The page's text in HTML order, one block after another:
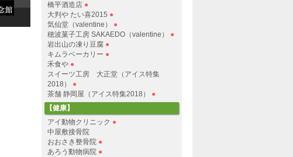
橋平酒造店 ●
大判や たい喜2015 ●
気仙堂（valentine）
●
穂波菓子工房 SAKAEDO（valentine）
●
岩出山の凍り豆腐 ●
キムラベーカリー ●
禾食や ●
スイーツ工房 大正堂（アイス特集
2018）
●
茶舗 静岡屋（アイス特集2018）
●
【健康】
アイ動物クリニック ●
中屋敷接骨院
おおさき整骨院 ●
あろう動物病院 ●